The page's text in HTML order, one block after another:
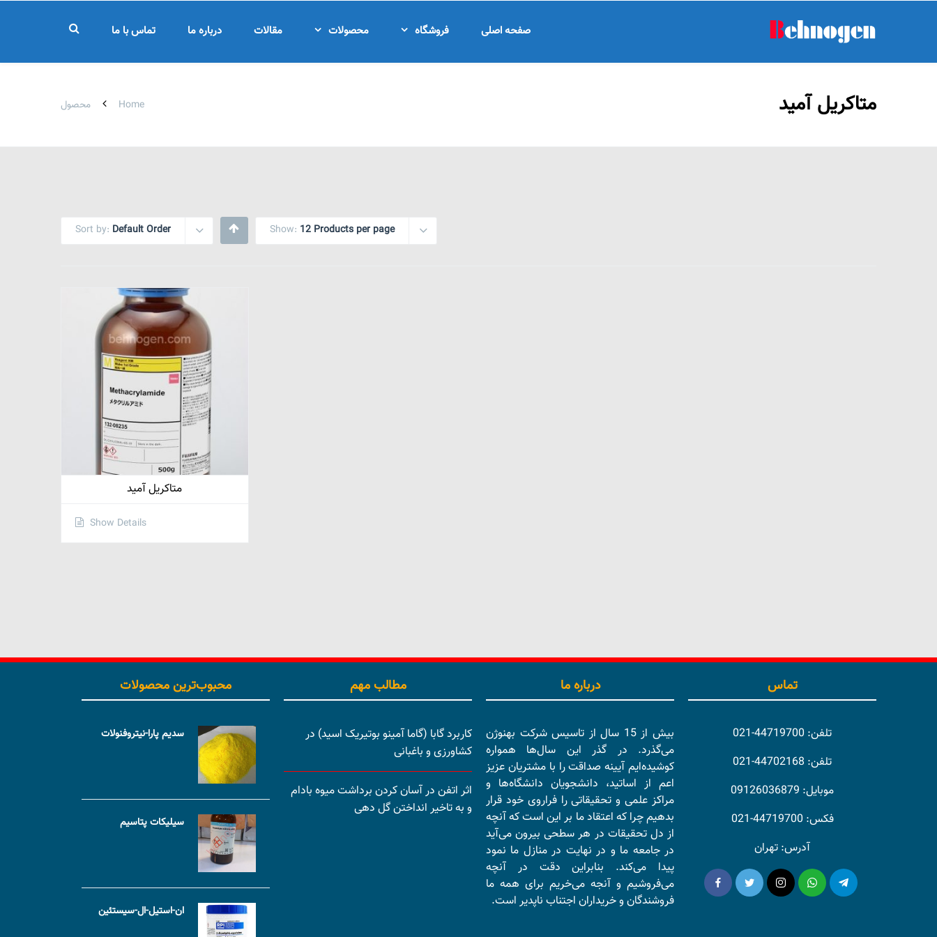
صفحه اصلی فروشگاه محصولات مقالات درباره ما تماس با ما
متاکریل آمید Home محصول
Sort by: Default Order Show: 12 Products per page
متاکریل آمید
Show Details
تماس
تلفن: 44719700-021
تلفن: 44702168-021
موبایل: 09126036879
فکس: 44719700-021
آدرس: تهران
درباره ما
بیش از 15 سال از تاسیس شرکت بهنوژن
می‌گذرد. در گذر این سال‌ها همواره
کوشیده‌ایم آیینه صداقت را با مشتریان عزیز
اعم از اساتید، دانشجویان دانشگاه‌ها و
مراکز علمی و تحقیقاتی را فراروی خود قرار
بدهیم چرا که اعتقاد ما بر این است که آنچه
از دل تحقیقات در هر سطحی بیرون می‌آید
در جامعه ما و در نهایت در منازل ما نمود
پیدا می‌کند. بنابراین دقت در آنچه
می‌فروشیم و آنجه می‌خریم برای همه ما
فروشندگان و خریداران اجتناب ناپدیر است.
مطالب مهم
کاربرد گابا (گاما آمینو بوتیریک اسید) در
کشاورزی و باغبانی
اثر اتفن در آسان کردن برداشت میوه بادام
و به تاخیر انداختن گل دهی
محبوب‌ترین محصولات
سدیم پارا-نیتروفنولات
سیلیکات پتاسیم
ان-استیل-ال-سیستئین